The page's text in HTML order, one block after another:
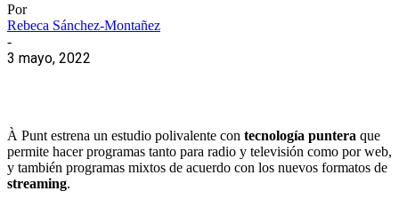
Por
Rebeca Sánchez-Montañez
-
3 mayo, 2022
À Punt estrena un estudio polivalente con tecnología puntera que
permite hacer programas tanto para radio y televisión como por web,
y también programas mixtos de acuerdo con los nuevos formatos de
streaming.